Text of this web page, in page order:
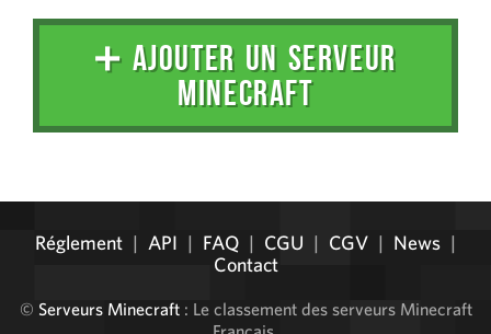
➕ AJOUTER UN SERVEUR
MINECRAFT
Réglement | API | FAQ | CGU | CGV | News |
Contact
© Serveurs Minecraft: Le classement des serveurs Minecraft